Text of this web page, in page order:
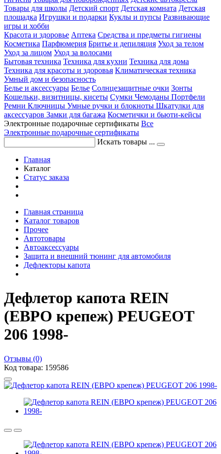
Товары для школы Детский спорт Детская комната Детская
площадка Игрушки и подарки Куклы и пупсы Развивающие
игры и хобби
Красота и здоровье Аптека Средства и предметы гигиены
Косметика Парфюмерия Бритье и депиляция Уход за телом
Уход за лицом Уход за волосами
Бытовая техника Техника для кухни Техника для дома
Техника для красоты и здоровья Климатическая техника
Умный дом и безопасность
Белье и аксессуары Белье Солнцезащитные очки Зонты
Кошельки, визитницы, кисеты Сумки Чемоданы Портфели
Ремни Ключницы Умные ручки и блокноты Шкатулки для
аксессуаров Замки для багажа Косметички и бьюти-кейсы
Электронные подарочные сертификаты Все
Электронные подарочные сертификаты
Искать товары ...
Главная
Каталог
Статус заказа
Главная страница
Каталог товаров
Прочее
Автотовары
Автоаксессуары
Защита и внешний тюнинг для автомобиля
Дефлекторы капота
Дефлетор капота REIN
(ЕВРО крепеж) PEUGEOT
206 1998-
Отзывы (0)
Код товара: 159586